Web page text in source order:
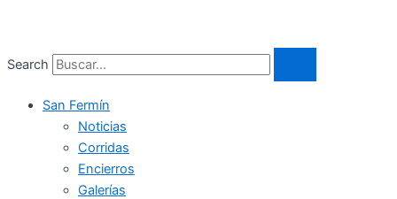
Search
San Fermín
Noticias
Corridas
Encierros
Galerías